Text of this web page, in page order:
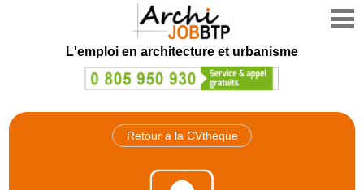
L'emploi en architecture et urbanisme
Retour à la CVthèque